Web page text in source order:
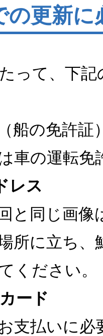
の更新に
って、下
船の免許証
車の運転免
レス
と同じ画像
に立ち、
ください。
ード
払いに必